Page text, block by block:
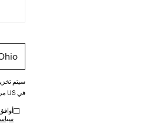
سيتم تخزين بياناتك في مركز البيانات
شروط الخدمةو